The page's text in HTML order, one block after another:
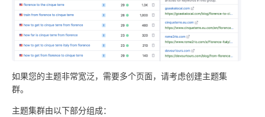
如果您的主题非常宽泛，需要多个页面，请考虑创建主题集
群。
主题集群由以下部分组成：